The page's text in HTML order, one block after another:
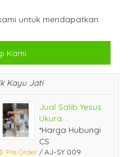
untuk mendapatkan
Kami
Kayu Jati
Jual Salib Yesus
Ukura....
*Harga Hubungi
CS
Pre Order / AJ-SY 009